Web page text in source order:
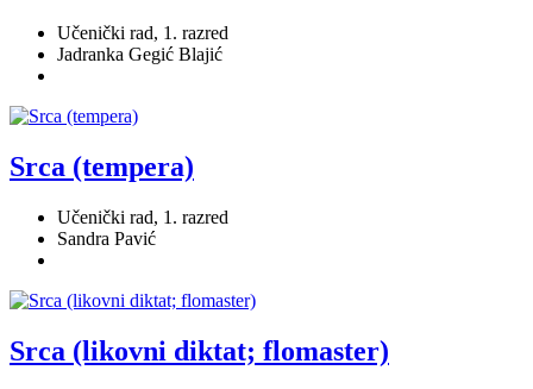
Učenički rad, 1. razred
Jadranka Gegić Blajić
Srca (tempera)
Učenički rad, 1. razred
Sandra Pavić
Srca (likovni diktat; flomaster)